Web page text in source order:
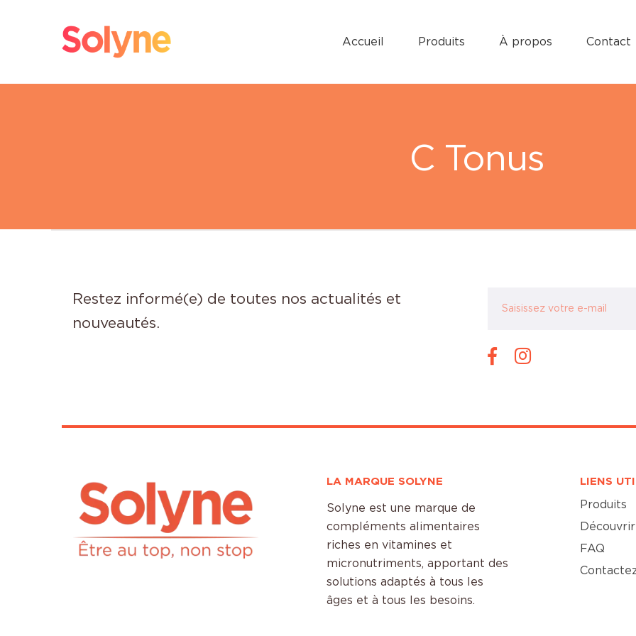
Accueil Produits À propos Contact
C Tonus
Restez informé(e) de toutes nos actualités et
nouveautés.
LA MARQUE SOLYNE
Solyne est une marque de
compléments alimentaires
riches en vitamines et
micronutriments, apportant des
solutions adaptés à tous les
âges et à tous les besoins.
LIENS
Produits
FAQ